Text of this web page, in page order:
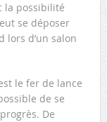
la possibilité
se déposer
lors d’un salon
le fer de lance
de se
De